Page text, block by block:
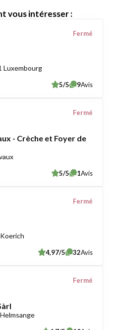
vous intéresser :
Luxembourg
Fermé
5/5 9Avis
- Crèche et Foyer de
Fermé
5/5 1Avis
Fermé
4,97/5 32Avis
Fermé